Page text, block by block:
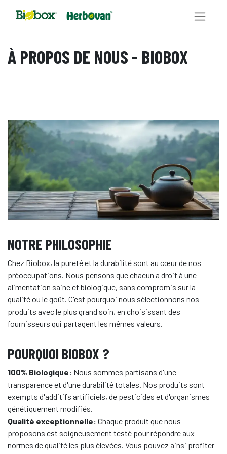
À PROPOS DE NOUS - BIOBOX
NOTRE PHILOSOPHIE
Chez Biobox, la pureté et la durabilité sont au cœur de nos
préoccupations. Nous pensons que chacun a droit à une
alimentation saine et biologique, sans compromis sur la
qualité ou le goût. C'est pourquoi nous sélectionnons nos
produits avec le plus grand soin, en choisissant des
fournisseurs qui partagent les mêmes valeurs.
POURQUOI BIOBOX ?
100% Biologique: Nous sommes partisans d'une
transparence et d'une durabilité totales. Nos produits sont
exempts d'additifs artificiels, de pesticides et d'organismes
génétiquement modifiés.
Qualité exceptionnelle: Chaque produit que nous
proposons est soigneusement testé pour répondre aux
normes de qualité les plus élevées. Vous pouvez ainsi profiter